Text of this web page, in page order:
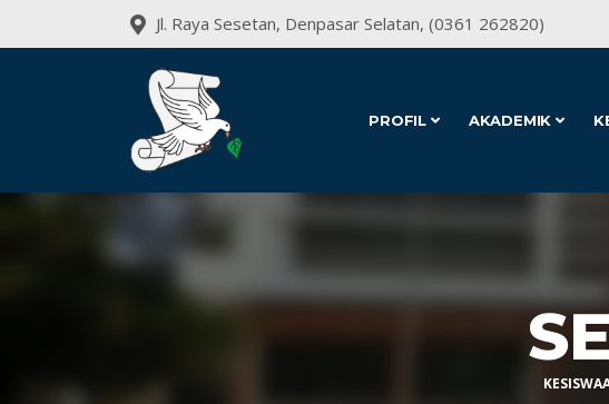
Jl. Raya Sesetan, Denpasar Selatan, (0361 262820)
PROFIL AKADEMIK